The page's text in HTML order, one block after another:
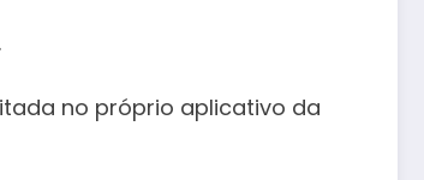
no próprio aplicativo da